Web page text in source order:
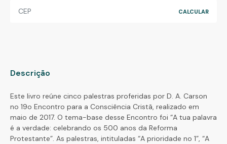
Descrição
Este livro reúne cinco palestras proferidas por D. A. Carson
no 19o Encontro para a Consciência Cristã, realizado em
maio de 2017. O tema-base desse Encontro foi “A tua palavra
é a verdade: celebrando os 500 anos da Reforma
Protestante”. As palestras, intituladas “A prioridade no 1”, “A